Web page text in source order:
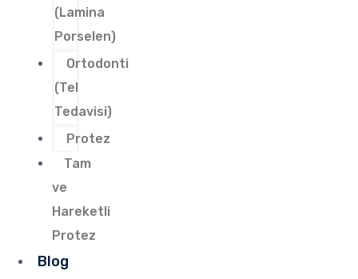
(Lamina
Porselen)
Ortodonti
(Tel
Tedavisi)
Protez
Tam
ve
Hareketli
Protez
Blog